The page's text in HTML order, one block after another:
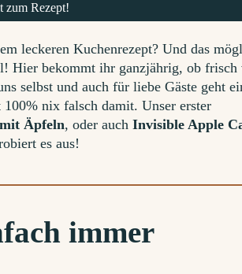
zum Rezept!
leckeren Kuchenrezept? Und das
Hier bekommt ihr ganzjährig, ob frisch
selbst und auch für liebe Gäste geht
nix falsch damit. Unser erster
Äpfeln, oder auchInvisible Apple
es aus!
immer